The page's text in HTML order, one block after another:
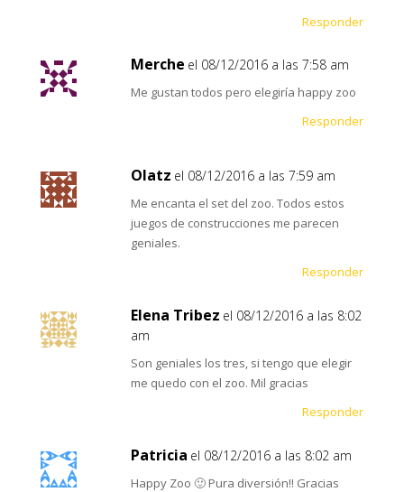
Responder
Merche el 08/12/2016 a las 7:58 am
Me gustan todos pero elegiría happy zoo
Responder
Olatz el 08/12/2016 a las 7:59 am
Me encanta el set del zoo. Todos estos
juegos de construcciones me parecen
geniales.
Responder
Elena Tribez el 08/12/2016 a las 8:02
am
Son geniales los tres, si tengo que elegir
me quedo con el zoo. Mil gracias
Responder
Patricia el 08/12/2016 a las 8:02 am
Happy Zoo 🙂 Pura diversión!! Gracias